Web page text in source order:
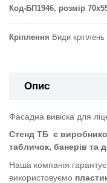
Код-БП1946, розмір
Кріплення Види кріплень
Опис
Фасадна вивіска для
Стенд ТБ є
табличок, банерів та
Наша компанія
використовуємо